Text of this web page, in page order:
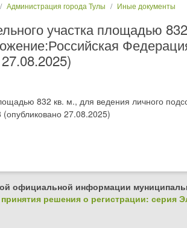
Администрация города Тулы Иные документы
участка площадью
832 кв. м., для ведения личного
27.08.2025)
официальной информации
решения о регистрации: серия